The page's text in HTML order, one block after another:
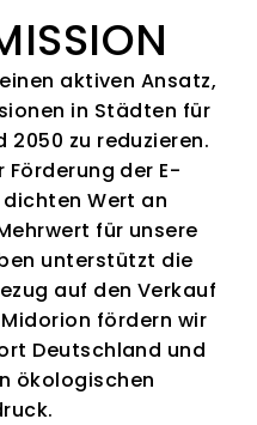
aktiven Ansatz,
in Städten für
2050 zu reduzieren.
der E-
Wert an
für unsere
unterstützt die
auf den Verkauf
fördern wir
Deutschland und
ökologischen